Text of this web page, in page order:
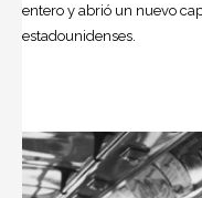
entero y abrió un nuevo
estadounidenses.